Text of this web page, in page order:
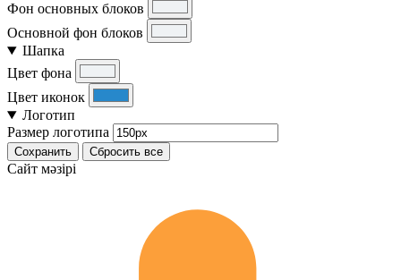
Фон основных блоков
Основной фон блоков
Шапка
Цвет фона
Цвет иконок
Логотип
Размер логотипа
Сохранить Сбросить все
Cайт мәзірі